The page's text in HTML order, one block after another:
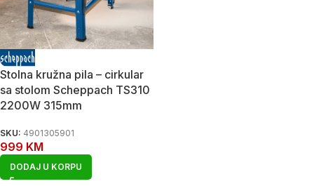
Stolna kružna pila – cirkular
sa stolom Scheppach TS310
2200W 315mm
SKU: 4901305901
999 KM
DODAJ U KORPU